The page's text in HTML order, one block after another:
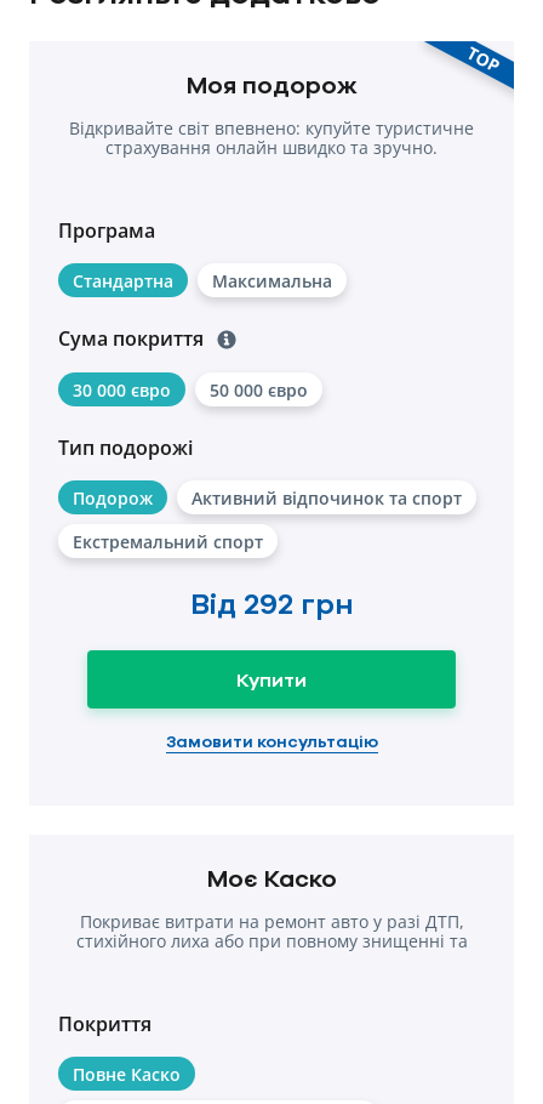
TOP
Моя подорож
Відкривайте світ впевнено: купуйте туристичне
страхування онлайн швидко та зручно.
Програма
Стандартна Максимальна
Сума покриття
30 000 євро 50 000 євро
Тип подорожі
Подорож
Активний відпочинок та спорт
Екстремальний спорт
Від 292 грн
Купити
Замовити консультацію
Моє Каско
Покриває витрати на ремонт авто у разі ДТП,
стихійного лиха або при повному знищенні та
Покриття
Повне Каско